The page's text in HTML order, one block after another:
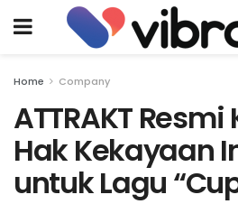
Home Company
ATTRAKT
Hak Kekayaan
untuk Lagu